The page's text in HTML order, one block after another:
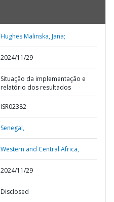
Hughes Malinska, Jana;
2024/11/29
Situação da implementação e
relatório dos resultados
ISR02382
Senegal,
Western and Central Africa,
2024/11/29
Disclosed